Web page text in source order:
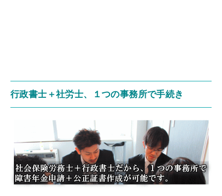
行政書士＋社労士、１つの事務所で手続き